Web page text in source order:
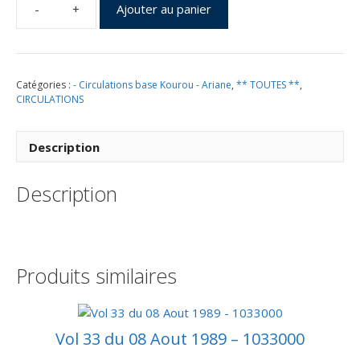
quantité
de
Lancement
4
17
Arianespace
C
50
Ajouter au panier
Catégories : - Circulations base Kourou - Ariane, ** TOUTES **,
CIRCULATIONS
Description
Description
Produits similaires
Vol 33 du 08 Aout 1989 – 1033000